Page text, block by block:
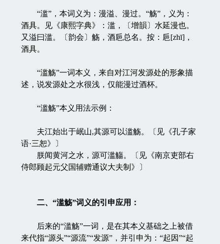
“滥”，本词义为：漫溢、漫过。“觞”，义为：
酒具。见《康熙字典》：滥，〔增韻〕水延漫也。
又溢曰滥。〔韵会〕觞，酒巵总名。按：巵[zhī]，
酒具。
“滥觞”一词本义，来自对江河发源处的形象描
述，说发源处之水很浅，仅能漫过酒杯。
“滥觞”本义用法示例：
夫江始出于岷山,其源可以滥觞。〔见《孔子家
语·三恕》〕
朕闻黄河之水，源可滥觴。〔见《南京吏部右
侍郎顾起元父国辅赠通议大夫制》〕
二、“滥觞”词义的引申应用：
后来的“滥觞”一词，是在其本义基础之上被借
来代指“源头”“源流”“发源”，并引申为：“起因”“起